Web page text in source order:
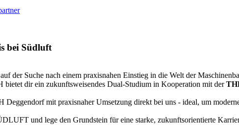
bei Südluft
der Suche nach einem praxisnahen Einstieg in die Welt der
dir ein zukunftsweisendes Dual-Studium in Kooperation mit der
Deggendorf mit praxisnaher Umsetzung direkt bei uns - ideal, um
und lege den Grundstein für eine starke, zukunftsorientierte